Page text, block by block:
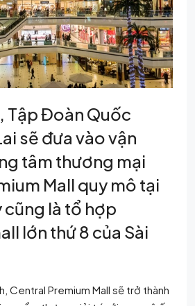
Tập Đoàn Quốc
sẽ đưa vào vận
tâm thương mại
Mall quy mô tại
cũng là tổ hợp
lớn thứ 8 của Sài
Central Premium Mall sẽ trở thành